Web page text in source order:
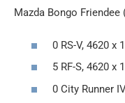
Mazda Bongo Friendee
0 RS-V, 4620 x
5 RF-S, 4620 x
0 City Runner